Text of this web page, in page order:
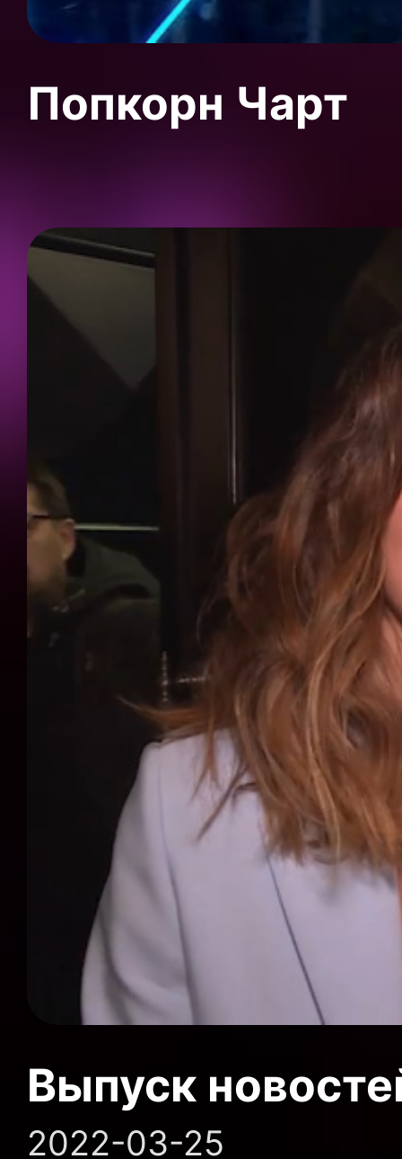
Попкорн Чарт
Выпуск
2022-03-25